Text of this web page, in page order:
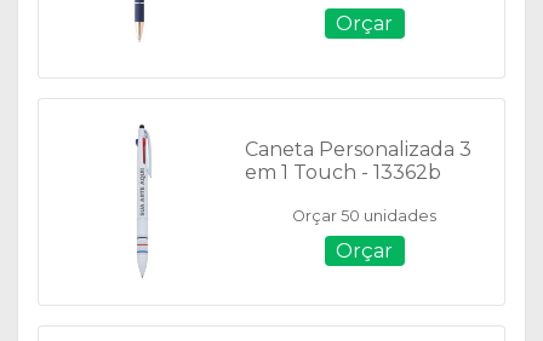
Orçar
Caneta Personalizada 3
em 1 Touch - 13362b
Orçar 50 unidades
Orçar